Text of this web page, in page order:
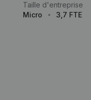
Taille d'entreprise
Micro
3,7 FTE